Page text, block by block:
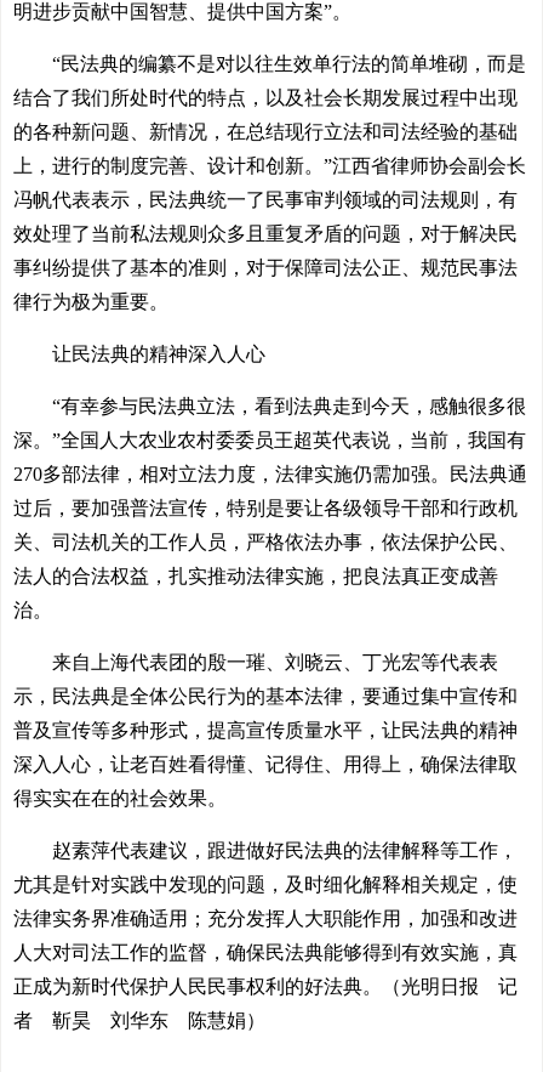
明进步贡献中国智慧、提供中国方案”。
“民法典的编纂不是对以往生效单行法的简单堆砌，而是
结合了我们所处时代的特点，以及社会长期发展过程中出现
的各种新问题、新情况，在总结现行立法和司法经验的基础
上，进行的制度完善、设计和创新。”江西省律师协会副会长
冯帆代表表示，民法典统一了民事审判领域的司法规则，有
效处理了当前私法规则众多且重复矛盾的问题，对于解决民
事纠纷提供了基本的准则，对于保障司法公正、规范民事法
律行为极为重要。
让民法典的精神深入人心
“有幸参与民法典立法，看到法典走到今天，感触很多很
深。”全国人大农业农村委委员王超英代表说，当前，我国有
270多部法律，相对立法力度，法律实施仍需加强。民法典通
过后，要加强普法宣传，特别是要让各级领导干部和行政机
关、司法机关的工作人员，严格依法办事，依法保护公民、
法人的合法权益，扎实推动法律实施，把良法真正变成善
治。
来自上海代表团的殷一璀、刘晓云、丁光宏等代表表
示，民法典是全体公民行为的基本法律，要通过集中宣传和
普及宣传等多种形式，提高宣传质量水平，让民法典的精神
深入人心，让老百姓看得懂、记得住、用得上，确保法律取
得实实在在的社会效果。
赵素萍代表建议，跟进做好民法典的法律解释等工作，
尤其是针对实践中发现的问题，及时细化解释相关规定，使
法律实务界准确适用；充分发挥人大职能作用，加强和改进
人大对司法工作的监督，确保民法典能够得到有效实施，真
正成为新时代保护人民民事权利的好法典。（光明日报 记
者 靳昊 刘华东 陈慧娟）